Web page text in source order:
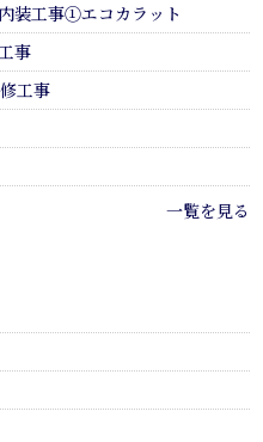
工事①エコカラット
事
工事
一覧を見る